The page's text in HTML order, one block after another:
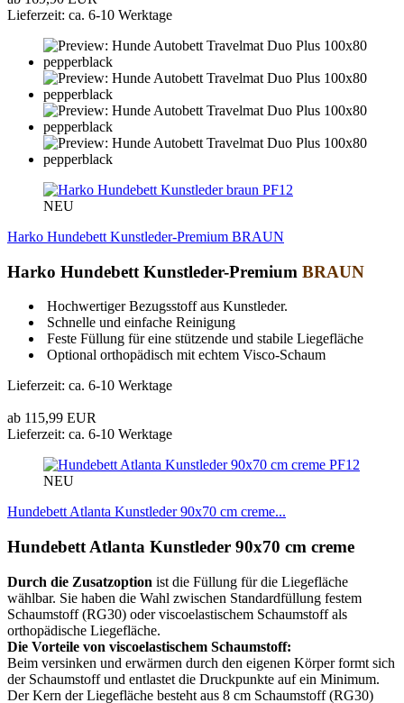
Lieferzeit: ca. 6-10 Werktage
PF12
NEU
Harko Hundebett Kunstleder-Premium BRAUN
Harko Hundebett Kunstleder-Premium BRAUN
Hochwertiger Bezugsstoff aus Kunstleder.
Schnelle und einfache Reinigung
Feste Füllung für eine stützende und stabile Liegefläche
Optional orthopädisch mit echtem Visco-Schaum
Lieferzeit: ca. 6-10 Werktage
ab 115,99 EUR
Lieferzeit: ca. 6-10 Werktage
PF12
NEU
Hundebett Atlanta Kunstleder 90x70 cm creme...
Hundebett Atlanta Kunstleder 90x70 cm creme
Durch die Zusatzoption ist die Füllung für die Liegefläche
wählbar. Sie haben die Wahl zwischen Standardfüllung festem
Schaumstoff (RG30) oder viscoelastischem Schaumstoff als
orthopädische Liegefläche.
Die Vorteile von viscoelastischem Schaumstoff:
Beim versinken und erwärmen durch den eigenen Körper formt sich
der Schaumstoff und entlastet die Druckpunkte auf ein Minimum.
Der Kern der Liegefläche besteht aus 8 cm Schaumstoff (RG30)